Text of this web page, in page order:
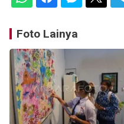
Foto Lainya